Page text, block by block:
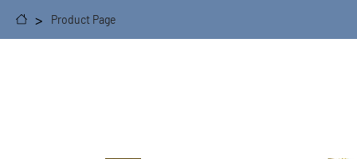
> Product Page